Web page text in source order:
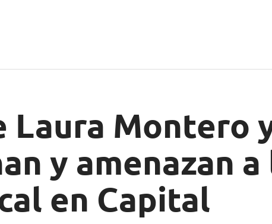
Laura Montero
y amenazan a
en Capital